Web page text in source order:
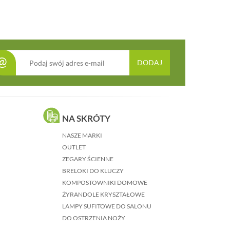
DODAJ
NA SKRÓTY
NASZE MARKI
OUTLET
ZEGARY ŚCIENNE
BRELOKI DO KLUCZY
KOMPOSTOWNIKI DOMOWE
ŻYRANDOLE KRYSZTAŁOWE
LAMPY SUFITOWE DO SALONU
DO OSTRZENIA NOŻY